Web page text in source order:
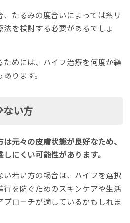
たるみの度合いによっては糸リ
法を検討する必要があるでしょ
ためには、ハイフ治療を何度か繰
ります。
ない方
元々の皮膚状態が良好なため、
にくい可能性があります。
い若い方の場合は、ハイフを選択
行を防ぐためのスキンケアや生活
ローチが適しているかもしれま